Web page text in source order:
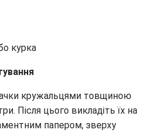
курка
кружальцями товщиною
Після цього викладіть їх на
папером, зверху